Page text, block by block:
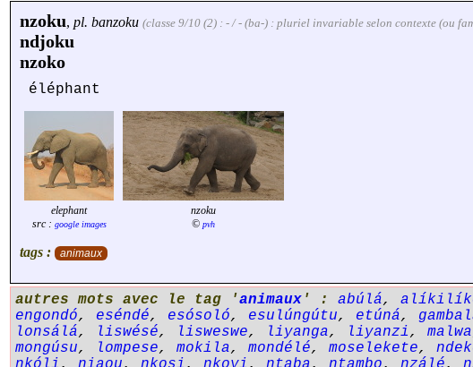
nzoku, pl. banzoku (classe 9/10 (2) : - / - (ba-) : pluriel invariable selon contexte (ou
ndjoku
nzoko
éléphant
elephant
src : google images
nzoku
© pvh
tags : animaux
autres mots avec le tag 'animaux ' : abúlá,
engondó, eséndé, esósoló, esulúngútu, etúná,
lonsálá, liswésé, lisweswe, liyanga, liyanzi, malwa
mongúsu, lompese, mokila, mondélé, moselekete,